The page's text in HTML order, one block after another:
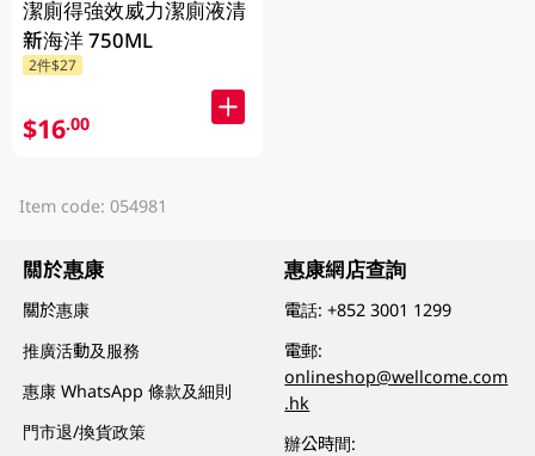
潔廁得強效威力潔廁液清
新海洋 750ML
2件$27
$16.00
Item code: 054981
關於惠康
關於惠康
推廣活動及服務
惠康 WhatsApp 條款及細則
門市退/換貨政策
惠康網店查詢
電話:+852 3001 1299
電郵:
onlineshop@wellcome.com
.hk
辦公時間: